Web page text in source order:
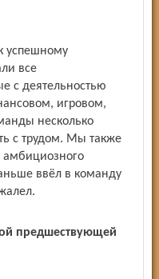
успешному
все
с деятельностью
игровом,
несколько
с трудом. Мы также
ввёл в команду
предшествующей